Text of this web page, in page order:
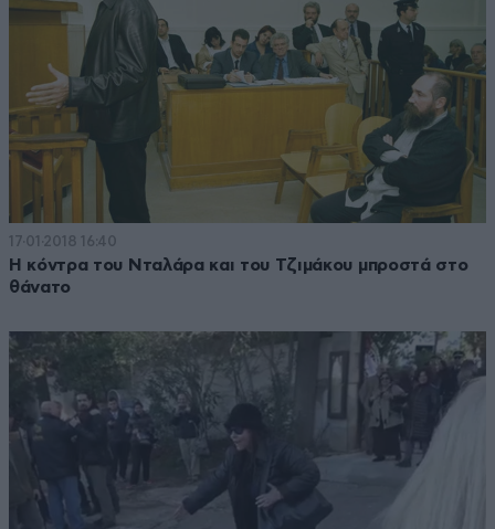
17·01·2018 16:40
Η κόντρα του Νταλάρα και του Τζιμάκου μπροστά στο
θάνατο